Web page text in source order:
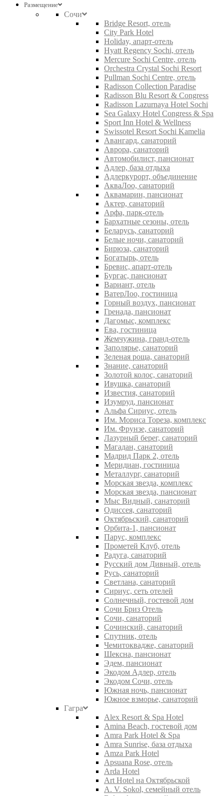
Размещение
Сочи
Bridge Resort, отель
City Park Hotel
Holiday, апарт-отель
Hyatt Regency Sochi, отель
Mercure Sochi Centre, отель
Orchestra Crystal Sochi Resort
Pullman Sochi Centre, отель
Radisson Collection Paradise
Radisson Blu Resort & Congress
Radisson Lazurnaya Hotel Sochi
Sea Galaxy Hotel Congress & Spa
Sport Inn Hotel & Wellness
Swissotel Resort Sochi Kamelia
Авангард, санаторий
Аврора, санаторий
Автомобилист, пансионат
Адлер, база отдыха
Адлеркурорт, объединение
АкваЛоо, санаторий
Аквамарин, пансионат
Актер, санаторий
Арфа, парк-отель
Бархатные сезоны, отель
Беларусь, санаторий
Белые ночи, санаторий
Бирюза, санаторий
Богатырь, отель
Бревис, апарт-отель
Бургас, пансионат
Вариант, отель
ВатерЛоо, гостиница
Горный воздух, пансионат
Гренада, пансионат
Дагомыс, комплекс
Ева, гостиница
Жемчужина, гранд-отель
Заполярье, санаторий
Зеленая роща, санаторий
Знание, санаторий
Золотой колос, санаторий
Ивушка, санаторий
Известия, санаторий
Изумруд, пансионат
Альфа Сириус, отель
Им. Мориса Тореза, комплекс
Им. Фрунзе, санаторий
Лазурный берег, санаторий
Магадан, санаторий
Мадрид Парк 2, отель
Меридиан, гостиница
Металлург, санаторий
Морская звезда, комплекс
Морская звезда, пансионат
Мыс Видный, санаторий
Одиссея, санаторий
Октябрьский, санаторий
Орбита-1, пансионат
Парус, комплекс
Прометей Клуб, отель
Радуга, санаторий
Русский дом Дивный, отель
Русь, санаторий
Светлана, санаторий
Сириус, сеть отелей
Солнечный, гостевой дом
Сочи Бриз Отель
Сочи, санаторий
Сочинский, санаторий
Спутник, отель
Чемитоквадже, санаторий
Шексна, пансионат
Эдем, пансионат
Экодом Адлер, отель
Экодом Сочи, отель
Южная ночь, пансионат
Южное взморье, санаторий
Гагра
Alex Resort & Spa Hotel
Amina Beach, гостевой дом
Amra Park Hotel & Spa
Amra Sunrise, база отдыха
Amza Park Hotel
Apsuana Rose, отель
Arda Hotel
Art Hotel на Октябрьской
A. V. Sokol, семейный отель